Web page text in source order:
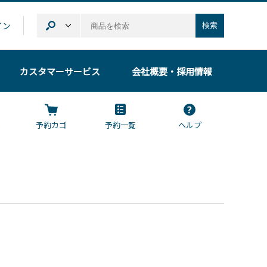
ン 検索
カスタマーサービス 会社概要・採用情報
予約カゴ 予約一覧
ヘルプ